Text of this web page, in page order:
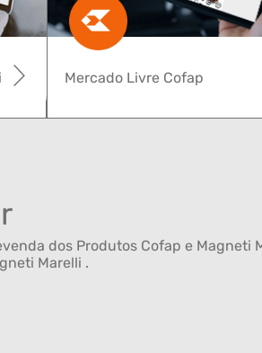
Mercado Livre Cofap
dos Produtos Cofap e Magneti
Marelli .